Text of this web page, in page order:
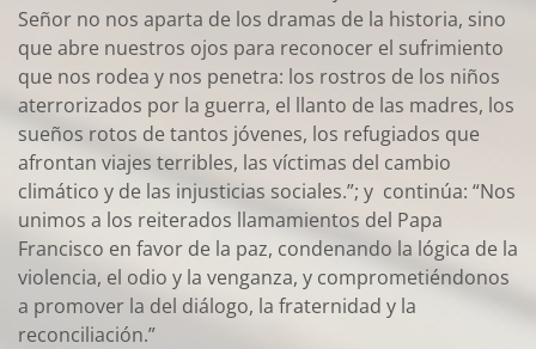
Señor no nos aparta de los dramas de la historia, sino
que abre nuestros ojos para reconocer el sufrimiento
que nos rodea y nos penetra: los rostros de los niños
aterrorizados por la guerra, el llanto de las madres, los
sueños rotos de tantos jóvenes, los refugiados que
afrontan viajes terribles, las víctimas del cambio
climático y de las injusticias sociales.”; y continúa: “Nos
unimos a los reiterados llamamientos del Papa
Francisco en favor de la paz, condenando la lógica de la
violencia, el odio y la venganza, y comprometiéndonos
a promover la del diálogo, la fraternidad y la
reconciliación.”